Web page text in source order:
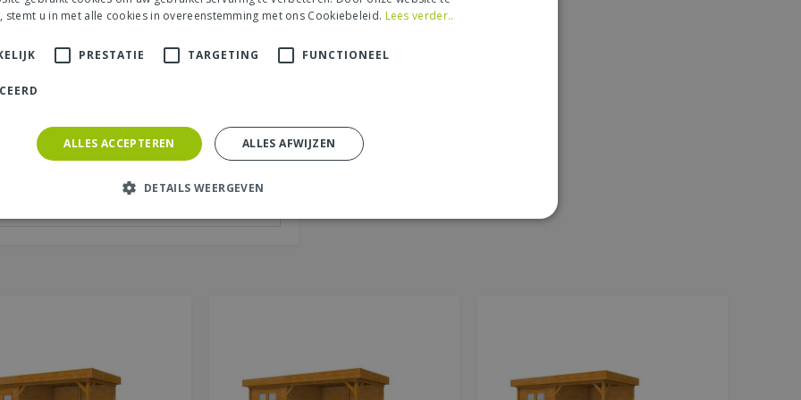
(zichtbaar op website):*
stemt u in met alle cookies in overeenstemming met ons Cookiebeleid. Lees verder..
PRESTATIE TARGETING FUNCTIONEEL
ALLES ACCEPTEREN ALLES AFWIJZEN
DETAILS WEERGEVEN